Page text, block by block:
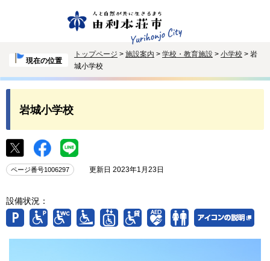
現在の位置
トップページ > 施設案内 > 学校・教育施設 > 小学校 > 岩
城小学校
岩城小学校
ページ番号1006297 更新日 2023年1月23日
設備状況：